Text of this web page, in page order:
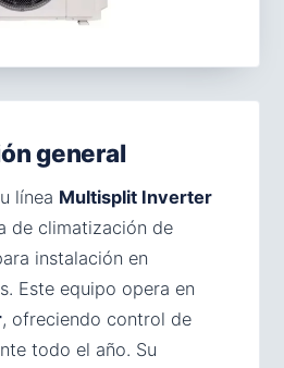
general
línea Multisplit Inverter
de climatización de
instalación en
Este equipo opera en
, ofreciendo control de
todo el año. Su